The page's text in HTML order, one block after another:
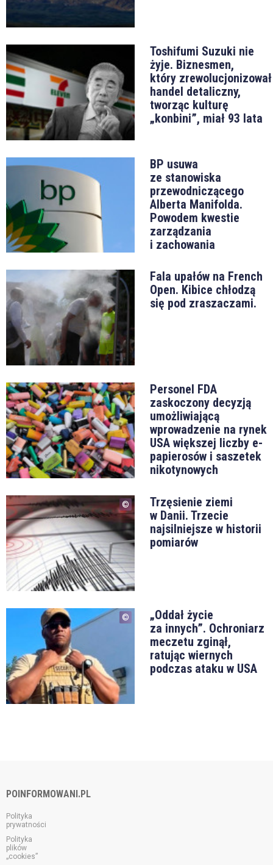
Toshifumi Suzuki nie
żyje. Biznesmen,
który zrewolucjonizował
handel detaliczny,
tworząc kulturę
„konbini”, miał 93 lata
BP usuwa
ze stanowiska
przewodniczącego
Alberta Manifolda.
Powodem kwestie
zarządzania
i zachowania
Fala upałów na French
Open. Kibice chłodzą
się pod zraszaczami.
Personel FDA
zaskoczony decyzją
umożliwiającą
wprowadzenie na rynek
USA większej liczby e-
papierosów i saszetek
nikotynowych
Trzęsienie ziemi
w Danii. Trzecie
najsilniejsze w historii
pomiarów
„Oddał życie
za innych”. Ochroniarz
meczetu zginął,
ratując wiernych
podczas ataku w USA
POINFORMOWANI.PL
Polityka
prywatności
Polityka
plików
„cookies”